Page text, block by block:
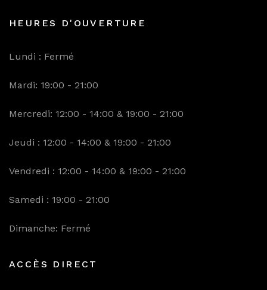
HEURES D'OUVERTURE
Lundi : Fermé
Mardi: 19:00 - 21:00
Mercredi: 12:00 - 14:00 & 19:00 - 21:00
Jeudi : 12:00 - 14:00 & 19:00 - 21:00
Vendredi : 12:00 - 14:00 & 19:00 - 21:00
Samedi : 19:00 - 21:00
Dimanche: Fermé
ACCÈS DIRECT